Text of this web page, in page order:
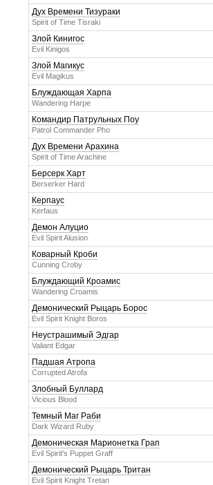
Дух Времени Тизураки
Spirit of Time Tisraki
Злой Кинигос
Evil Kinigos
Злой Магикус
Evil Magikus
Блуждающая Харпа
Wandering Harpe
Командир Патрульных Поу
Patrol Commander Pho
Дух Времени Арахина
Spirit of Time Arachine
Берсерк Харт
Berserker Hard
Керпаус
Kerfaus
Демон Алуцио
Evil Spirit Alusion
Коварный Кроби
Cunning Croby
Блуждающий Кроамис
Wandering Croamis
Демонический Рыцарь Борос
Evil Spirit Knight Boros
Неустрашимый Эдгар
Valiant Edgar
Падшая Атропа
Corrupted Atrofa
Злобный Буллард
Vicious Blood
Темный Маг Раби
Dark Wizard Ruby
Демоническая Марионетка Грап
Evil Spirit's Puppet Graff
Демонический Рыцарь Тритан
Evil Spirit Knight Tretan